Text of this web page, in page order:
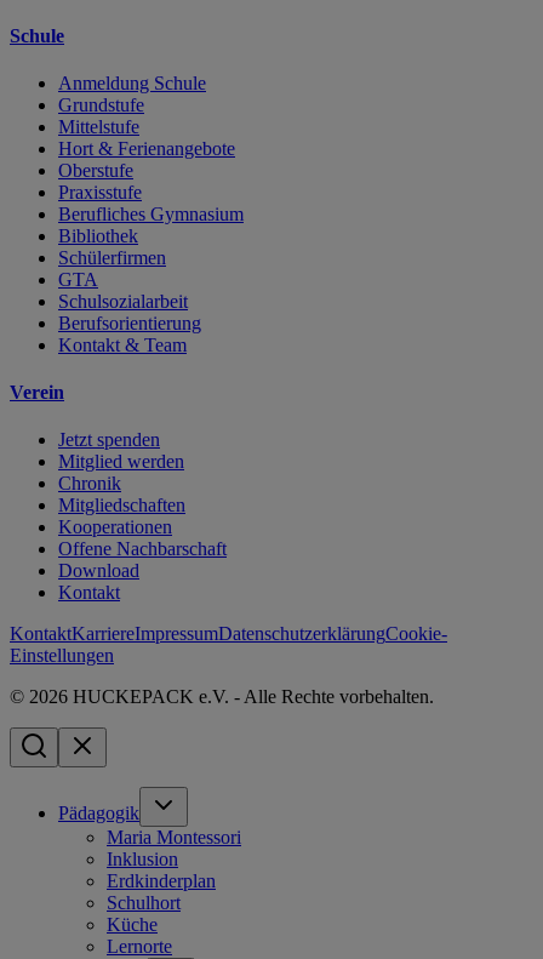
Schule
Anmeldung Schule
Grundstufe
Mittelstufe
Hort & Ferienangebote
Oberstufe
Praxisstufe
Berufliches Gymnasium
Bibliothek
Schülerfirmen
GTA
Schulsozialarbeit
Berufsorientierung
Kontakt & Team
Verein
Jetzt spenden
Mitglied werden
Chronik
Mitgliedschaften
Kooperationen
Offene Nachbarschaft
Download
Kontakt
KontaktKarriereImpressumDatenschutzerklärungCookie-
Einstellungen
© 2026 HUCKEPACK e.V. - Alle Rechte vorbehalten.
Pädagogik
Maria Montessori
Inklusion
Erdkinderplan
Schulhort
Küche
Lernorte